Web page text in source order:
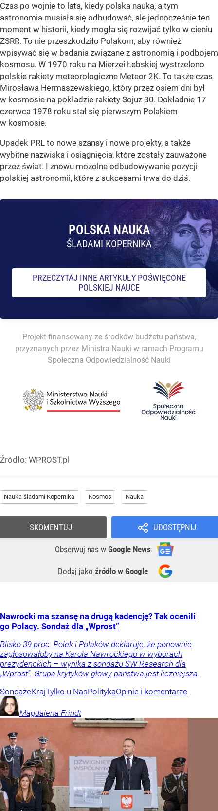
Czas po wojnie to lata, kiedy polska nauka, a tym
astronomia musiała się odbudować, ale jednocześnie ten
moment w historii, kiedy mogła się rozwijać tylko w cieniu
ZSRR. To nie przeszkodziło Polakom, aby również
wpisywać się w badania związane z astronomią i podbojem
kosmosu. W 1970 roku na Mierzei Łebskiej wystrzelono
polskie rakiety meteorologiczne Meteor 2K. To także czas
Mirosława Hermaszewskiego, który przez osiem dni był
w kosmosie na pokładzie rakiety Sojuz 30. Dokładnie 17
czerwca 1978 roku stał się pierwszym Polakiem
w kosmosie.
Upadek PRL to nowe szansy i nowe projekty, a także
wybitne nazwiska i osiągnięcia, które zostały zauważone
przez świat. I znowu mozolne odbudowywanie pozycji
polskiej astronomii, które z sukcesami trwa do dziś.
POLSKA NAUKA
ŚLADAMI KOPERNIKA
PRZECZYTAJ INNE ARTYKUŁY POŚWIĘCONE
POLSKIEJ NAUCE
Projekt finansowany ze środków budżetu państwa,
przyznanych przez Ministra Nauki w ramach Programu
Społeczna Odpowiedzialność Nauki
Źródło: WPROST.pl
Nauka śladami Kopernika Kosmos Nauka
UDOSTĘPNIJ
Obserwuj nas w Google News
Dodaj jako źródło w Google
SKOMENTUJ
Nawrocki ma szansę na drugą kadencję? Tak ocenili
go Polacy. Sondaż dla „Wprost”
Blisko 39 proc. Polek i Polaków deklaruje, że ponownie
zagłosowałoby na Karola Nawrockiego w wyborach
prezydenckich – wynika z sondażu SW Research dla
„Wprost”. Grupa krytyków głowy państwa jest liczniejsza.
SondażeKrajTylko u NasPolitykaOpinie i komentarze
Magdalena Frindt